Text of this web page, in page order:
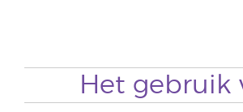
Het gebruik